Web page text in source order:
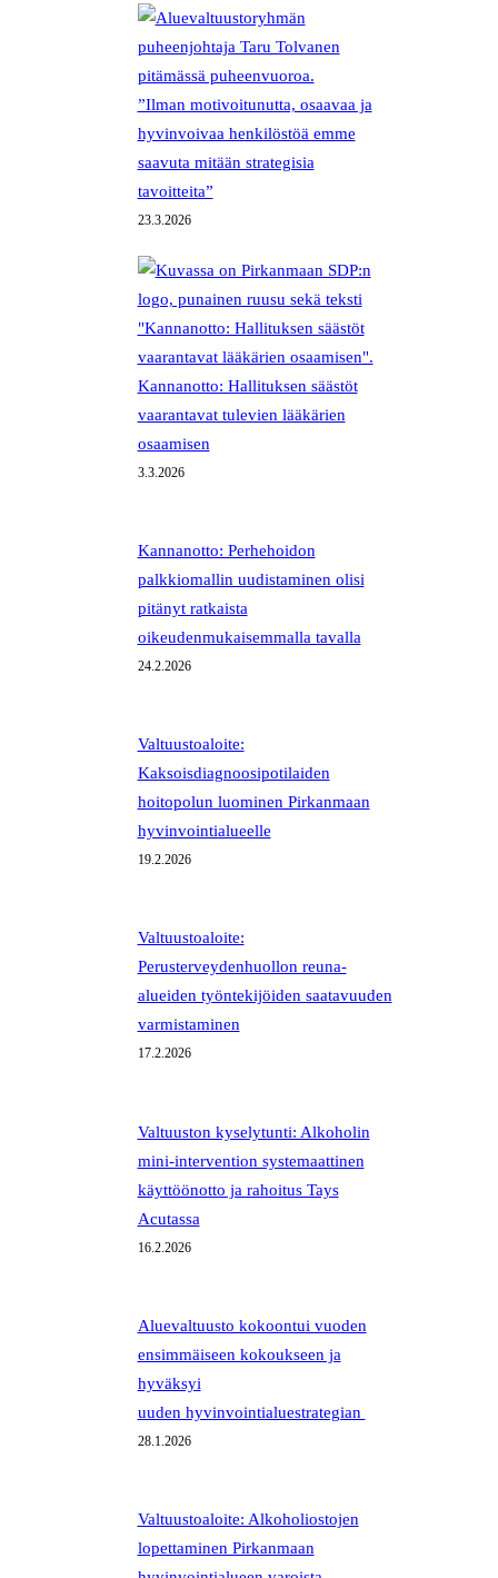
”Ilman motivoitunutta, osaavaa ja
hyvinvoivaa henkilöstöä emme
saavuta mitään strategisia
tavoitteita”
23.3.2026
Kannanotto: Hallituksen säästöt
vaarantavat tulevien lääkärien
osaamisen
3.3.2026
Kannanotto: Perhehoidon
palkkiomallin uudistaminen olisi
pitänyt ratkaista
oikeudenmukaisemmalla tavalla
24.2.2026
Valtuustoaloite:
Kaksoisdiagnoosipotilaiden
hoitopolun luominen Pirkanmaan
hyvinvointialueelle
19.2.2026
Valtuustoaloite:
Perusterveydenhuollon reuna-
alueiden työntekijöiden saatavuuden
varmistaminen
17.2.2026
Valtuuston kyselytunti: Alkoholin
mini-intervention systemaattinen
käyttöönotto ja rahoitus Tays
Acutassa
16.2.2026
Aluevaltuusto kokoontui vuoden
ensimmäiseen kokoukseen ja
hyväksyi
uuden hyvinvointialuestrategian
28.1.2026
Valtuustoaloite: Alkoholiostojen
lopettaminen Pirkanmaan